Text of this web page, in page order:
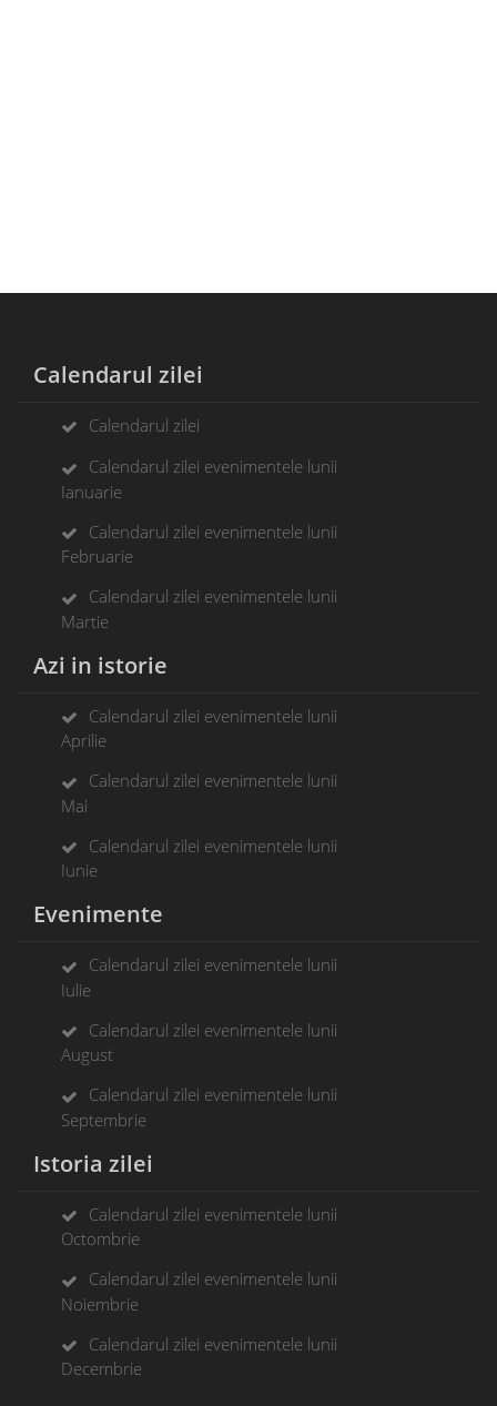
Calendarul zilei
Calendarul zilei
Calendarul zilei evenimentele lunii
Ianuarie
Calendarul zilei evenimentele lunii
Februarie
Calendarul zilei evenimentele lunii
Martie
Azi in istorie
Calendarul zilei evenimentele lunii
Aprilie
Calendarul zilei evenimentele lunii
Mai
Calendarul zilei evenimentele lunii
Iunie
Evenimente
Calendarul zilei evenimentele lunii
Iulie
Calendarul zilei evenimentele lunii
August
Calendarul zilei evenimentele lunii
Septembrie
Istoria zilei
Calendarul zilei evenimentele lunii
Octombrie
Calendarul zilei evenimentele lunii
Noiembrie
Calendarul zilei evenimentele lunii
Decembrie